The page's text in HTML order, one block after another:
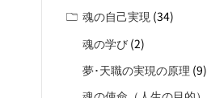
魂の自己実現 (34)
魂の学び (2)
夢･天職の実現の原理 (9)